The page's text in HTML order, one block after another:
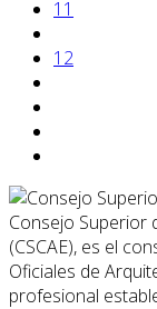
11
12
Consejo Superior
(CSCAE), es el
Oficiales de
profesional